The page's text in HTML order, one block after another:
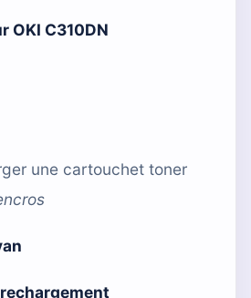
OKI C310DN
une cartouchet toner